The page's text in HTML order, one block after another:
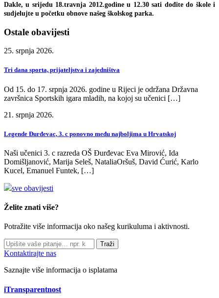
Dakle, u srijedu 18.travnja 2012.godine u 12.30 sati dođite do škole i
sudjelujte u početku obnove našeg školskog parka.
Ostale obavijesti
25. srpnja 2026.
Tri dana sporta, prijateljstva i zajedništva
Od 15. do 17. srpnja 2026. godine u Rijeci je održana Državna
završnica Sportskih igara mladih, na kojoj su učenici […]
21. srpnja 2026.
Legende Đurđevac, 3. c ponovno među najboljima u Hrvatskoj
Naši učenici 3. c razreda OŠ Đurđevac Eva Mirović, Ida
Domišljanović, Marija Seleš, NataliaOršuš, David Ćurić, Karlo
Kucel, Emanuel Funtek, […]
sve obavijesti
Želite znati više?
Potražite više informacija oko našeg kurikuluma i aktivnosti.
Traži
Kontaktirajte nas
Saznajte više informacija o isplatama
iTransparentnost